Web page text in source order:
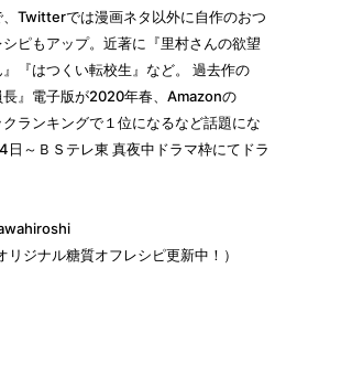
、Twitterでは漫画ネタ以外に自作のおつ
シピもアップ。近著に『里村さんの欲望
『はつくい転校生』など。 過去作の
長』電子版が2020年春、Amazonの
ランキングで１位になるなど話題にな
日～ＢＳテレ東 真夜中ドラマ枠にてドラ
リジナル糖質オフレシピ更新中！）